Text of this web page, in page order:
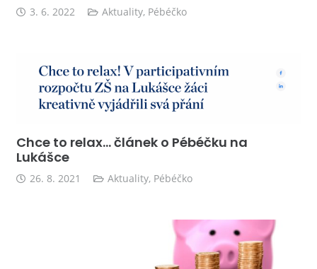
3. 6. 2022 Aktuality, Pébéčko
Chce to relax… článek o Pébéčku na
Lukášce
26. 8. 2021 Aktuality, Pébéčko